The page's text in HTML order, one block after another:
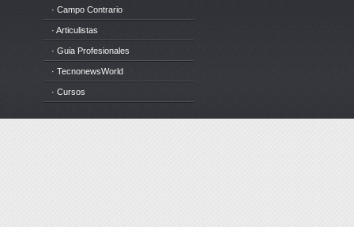
· Campo Contrario
· Articulistas
· Guia Profesionales
· TecnonewsWorld
· Cursos